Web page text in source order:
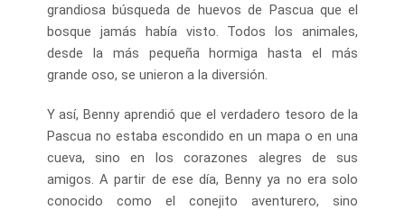
grandiosa búsqueda de huevos de Pascua que el
bosque jamás había visto. Todos los animales,
desde la más pequeña hormiga hasta el más
grande oso, se unieron a la diversión.
Y así, Benny aprendió que el verdadero tesoro de la
Pascua no estaba escondido en un mapa o en una
cueva, sino en los corazones alegres de sus
amigos. A partir de ese día, Benny ya no era solo
conocido como el conejito aventurero, sino